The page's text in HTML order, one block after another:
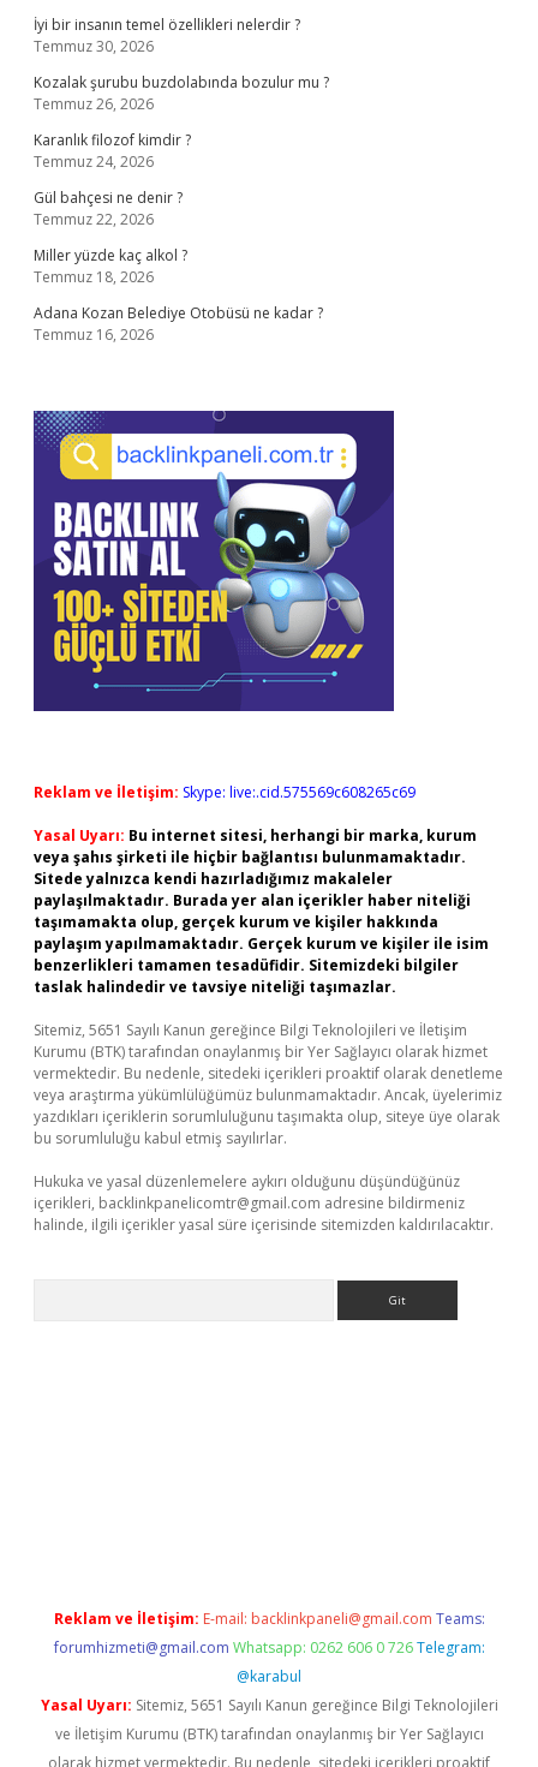
İyi bir insanın temel özellikleri nelerdir ?
Temmuz 30, 2026
Kozalak şurubu buzdolabında bozulur mu ?
Temmuz 26, 2026
Karanlık filozof kimdir ?
Temmuz 24, 2026
Gül bahçesi ne denir ?
Temmuz 22, 2026
Miller yüzde kaç alkol ?
Temmuz 18, 2026
Adana Kozan Belediye Otobüsü ne kadar ?
Temmuz 16, 2026
Reklam ve İletişim: Skype: live:.cid.575569c608265c69
Yasal Uyarı: Bu internet sitesi, herhangi bir marka, kurum
veya şahıs şirketi ile hiçbir bağlantısı bulunmamaktadır.
Sitede yalnızca kendi hazırladığımız makaleler
paylaşılmaktadır. Burada yer alan içerikler haber niteliği
taşımamakta olup, gerçek kurum ve kişiler hakkında
paylaşım yapılmamaktadır. Gerçek kurum ve kişiler ile isim
benzerlikleri tamamen tesadüfidir. Sitemizdeki bilgiler
taslak halindedir ve tavsiye niteliği taşımazlar.
Sitemiz, 5651 Sayılı Kanun gereğince Bilgi Teknolojileri ve İletişim
Kurumu (BTK) tarafından onaylanmış bir Yer Sağlayıcı olarak hizmet
vermektedir. Bu nedenle, sitedeki içerikleri proaktif olarak denetleme
veya araştırma yükümlülüğümüz bulunmamaktadır. Ancak, üyelerimiz
yazdıkları içeriklerin sorumluluğunu taşımakta olup, siteye üye olarak
bu sorumluluğu kabul etmiş sayılırlar.
Hukuka ve yasal düzenlemelere aykırı olduğunu düşündüğünüz
içerikleri, backlinkpanelicomtr@gmail.com adresine bildirmeniz
halinde, ilgili içerikler yasal süre içerisinde sitemizden kaldırılacaktır.
Reklam ve İletişim: E-mail: backlinkpaneli@gmail.com Teams:
forumhizmeti@gmail.com Whatsapp: 0262 606 0 726 Telegram:
@karabul
Yasal Uyarı: Sitemiz, 5651 Sayılı Kanun gereğince Bilgi Teknolojileri
ve İletişim Kurumu (BTK) tarafından onaylanmış bir Yer Sağlayıcı
olarak hizmet vermektedir. Bu nedenle, sitedeki içerikleri proaktif